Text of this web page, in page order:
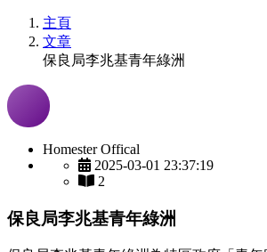
主頁
文章
保良局李兆基青年綠洲
Homester Offical
2025-03-01 23:37:19
2
保良局李兆基青年綠洲